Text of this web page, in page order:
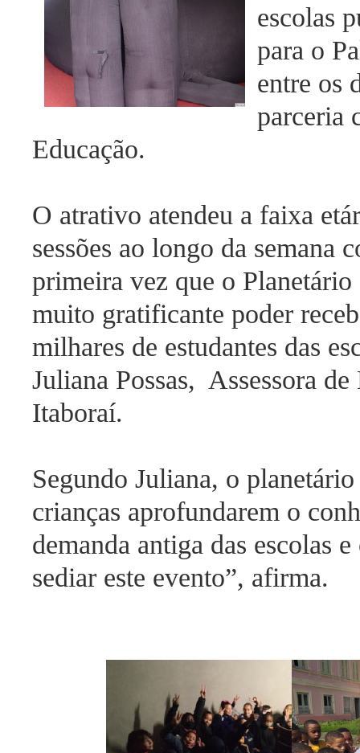
escolas
para o
entre os
parceria
Educação.
O atrativo atendeu a faixa
sessões ao longo da semana
primeira vez que o Planetário
muito gratificante poder
milhares de estudantes das
Juliana Possas, Assessora
Itaboraí.
Segundo Juliana, o
crianças aprofundarem o
demanda antiga das escolas
sediar este evento”, afirma.